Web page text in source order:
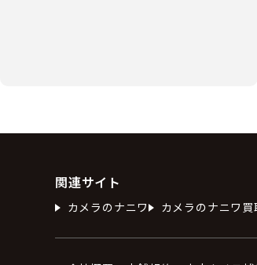
関連サイト
カメラのナニワ カメラのナニワ